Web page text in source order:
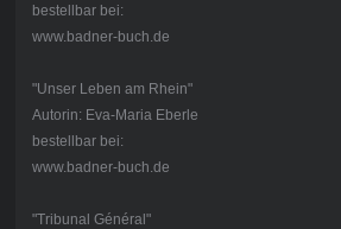
bestellbar bei:
www.badner-buch.de
"Unser Leben am Rhein"
Autorin: Eva-Maria Eberle
bestellbar bei:
www.badner-buch.de
"Tribunal Général"